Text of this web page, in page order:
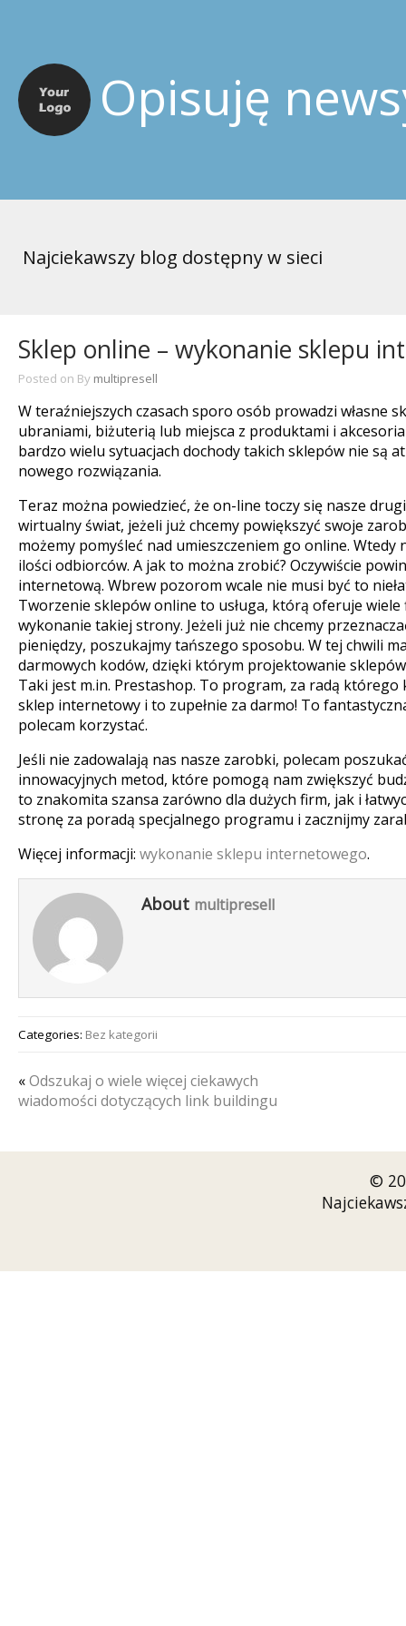
Opisuję
Najciekawszy blog dostępny w sieci
Sklep online – wykonanie sklepu
Posted on By multipresell
W teraźniejszych czasach sporo osób prowadzi własne
ubraniami, biżuterią lub miejsca z produktami i
bardzo wielu sytuacjach dochody takich sklepów nie są
nowego rozwiązania.
Teraz można powiedzieć, że on-line toczy się nasze
wirtualny świat, jeżeli już chcemy powiększyć swoje
możemy pomyśleć nad umieszczeniem go online.
ilości odbiorców. A jak to można zrobić? Oczywiście
internetową. Wbrew pozorom wcale nie musi być to
Tworzenie sklepów online to usługa, którą oferuje wiele
wykonanie takiej strony. Jeżeli już nie chcemy
pieniędzy, poszukajmy tańszego sposobu. W tej chwili
darmowych kodów, dzięki którym projektowanie
Taki jest m.in. Prestashop. To program, za radą
sklep internetowy i to zupełnie za darmo! To
polecam korzystać.
Jeśli nie zadowalają nas nasze zarobki, polecam
innowacyjnych metod, które pomogą nam zwiększyć
to znakomita szansa zarówno dla dużych firm, jak i
stronę za poradą specjalnego programu i zacznijmy
Więcej informacji: wykonanie sklepu internetowego.
About multipresell
Categories: Bez kategorii
«Odszukaj o wiele więcej ciekawych
wiadomości dotyczących link buildingu
©